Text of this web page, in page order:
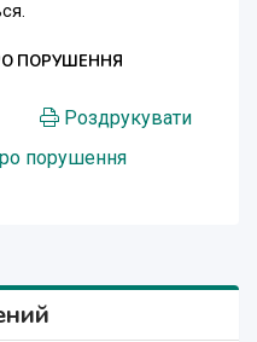
ПОРУШЕННЯ
Роздрукувати
порушення